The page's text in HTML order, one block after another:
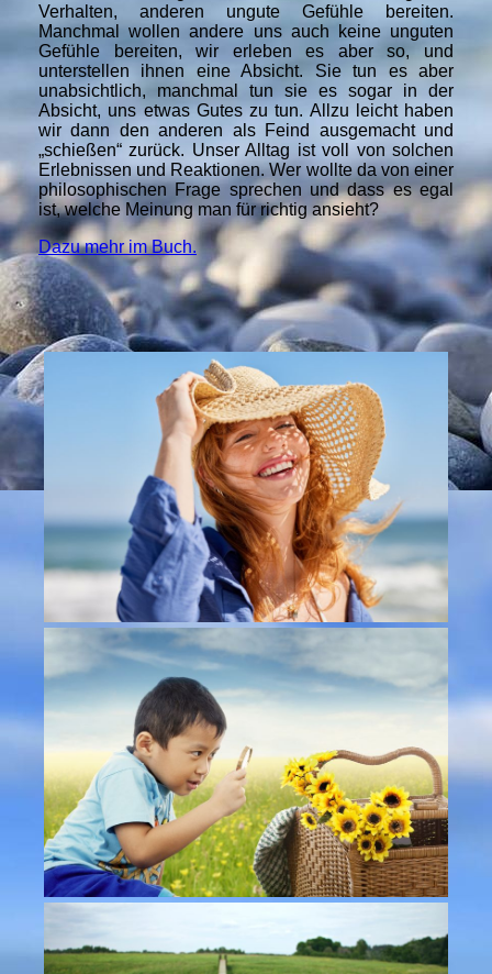
Verhalten, anderen ungute Gefühle bereiten.
Manchmal wollen andere uns auch keine unguten
Gefühle bereiten, wir erleben es aber so, und
unterstellen ihnen eine Absicht. Sie tun es aber
unabsichtlich, manchmal tun sie es sogar in der
Absicht, uns etwas Gutes zu tun. Allzu leicht haben
wir dann den anderen als Feind ausgemacht und
„schießen“ zurück. Unser Alltag ist voll von solchen
Erlebnissen und Reaktionen. Wer wollte da von einer
philosophischen Frage sprechen und dass es egal
ist, welche Meinung man für richtig ansieht?
Dazu mehr im Buch.